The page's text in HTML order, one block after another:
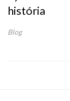
história
Blog